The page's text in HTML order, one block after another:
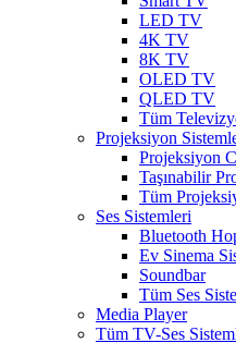
LED TV
4K TV
8K TV
OLED TV
QLED TV
Tüm
Projeksiyon
Projeksiyon
Taşınabilir
Tüm
Ses Sistemleri
Bluetooth
Ev Sinema
Soundbar
Tüm Ses
Media Player
Tüm TV-Ses